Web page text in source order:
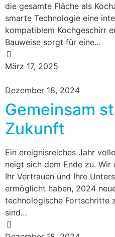
die gesamte Fläche als
smarte Technologie eine
kompatiblem Kochgeschirr
Bauweise sorgt für eine…
März 17, 2025
Dezember 18, 2024
Gemeinsam
Zukunft
Ein ereignisreiches Jahr
neigt sich dem Ende zu.
Ihr Vertrauen und Ihre
ermöglicht haben, 2024
technologische Fortschritte
sind…